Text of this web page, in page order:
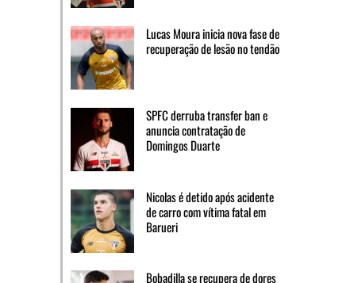
Lucas Moura inicia nova fase de
recuperação de lesão no tendão
SPFC derruba transfer ban e
anuncia contratação de
Domingos Duarte
Nicolas é detido após acidente
de carro com vítima fatal em
Barueri
Bobadilla se recupera de dores